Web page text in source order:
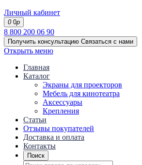
Личный кабинет
0 0р
8 800 200 06 90
Получить консультацию Связаться с нами
Открыть меню
Главная
Каталог
Экраны для проекторов
Mебель для кинотеатра
Аксессуары
Крепления
Статьи
Отзывы покупателей
Доставка и оплата
Контакты
Поиск